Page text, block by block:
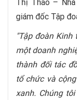
Thị Thảo –
giám đốc Tập
"Tập đoàn
một doanh
thành đối tác
tổ chức và
xanh. Chúng